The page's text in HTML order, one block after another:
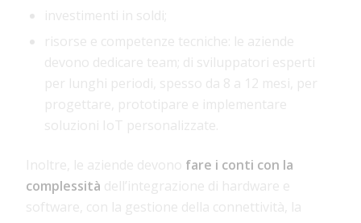
investimenti in soldi;
risorse e competenze tecniche: le aziende
devono dedicare team; di sviluppatori esperti
per lunghi periodi, spesso da 8 a 12 mesi, per
progettare, prototipare e implementare
soluzioni IoT personalizzate.
Inoltre, le aziende devono fare i conti con la
complessità dell’integrazione di hardware e
software, con la gestione della connettività, la